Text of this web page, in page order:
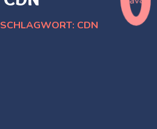
SCHLAGWORT: CDN